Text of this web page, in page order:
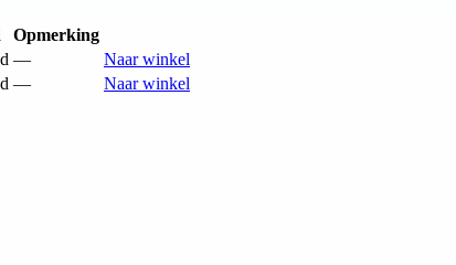
Opmerking
—
Naar winkel
—
Naar winkel